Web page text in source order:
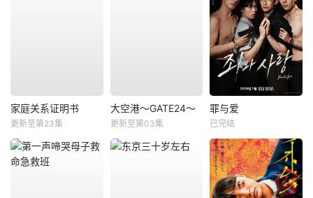
家庭关系证明书
更新至第23集
大空港～GATE24～
更新至第03集
罪与爱
已完结